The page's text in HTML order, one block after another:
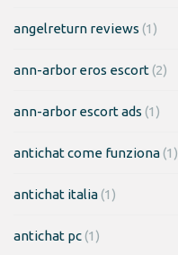
angelreturn reviews (1)
ann-arbor eros escort(2)
ann-arbor escort ads (1)
antichat come funziona(1)
antichat italia(1)
antichat pc(1)